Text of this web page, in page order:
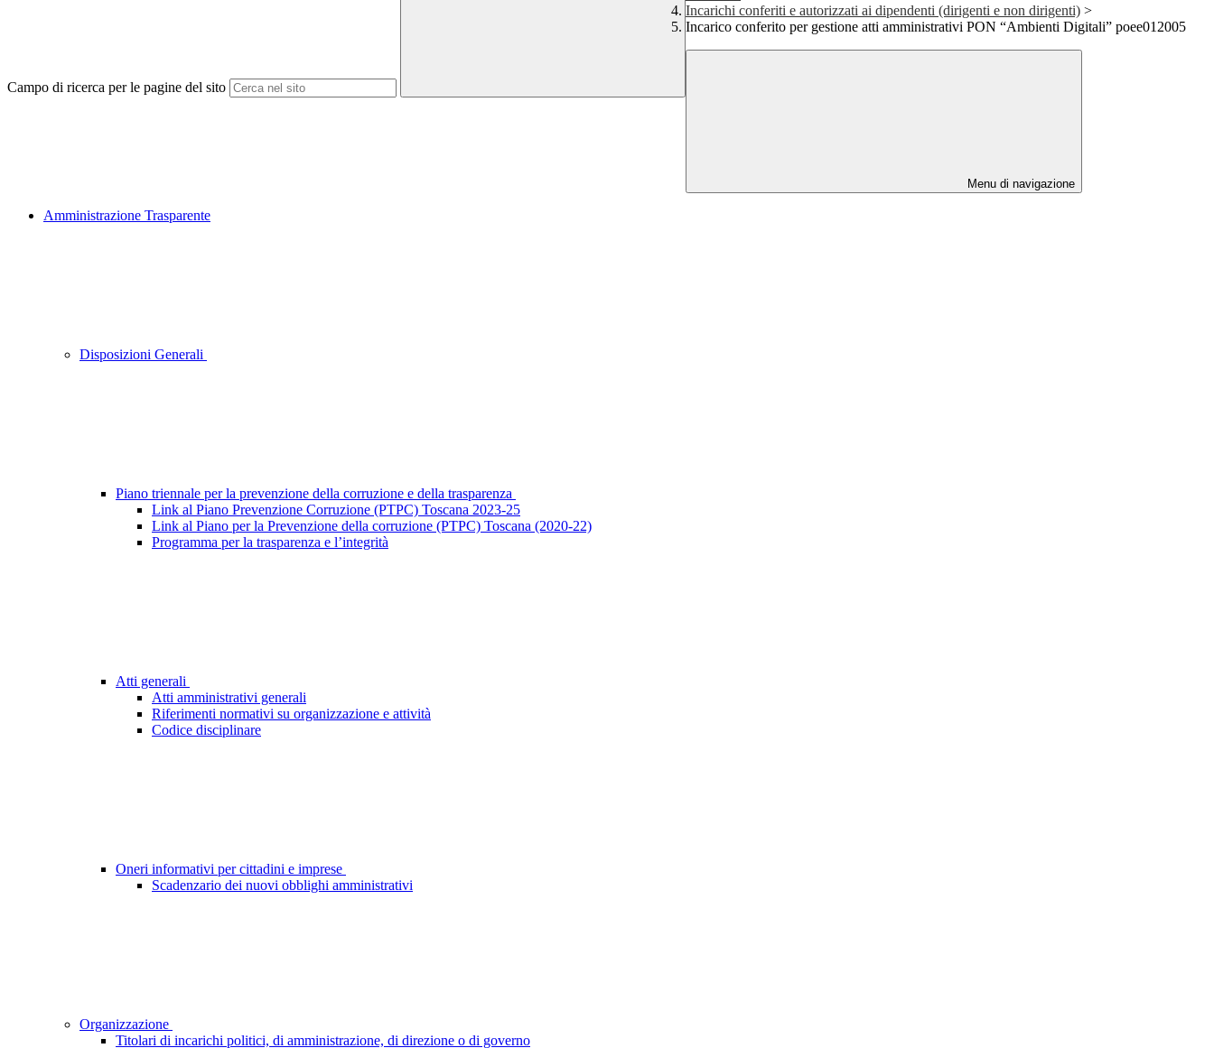
Campo di ricerca per le pagine del sito
Incarichi conferiti e autorizzati ai dipendenti (dirigenti e non dirigenti) >
Incarico conferito per gestione atti amministrativi PON “Ambienti Digitali” poee012005
Menu di navigazione
Amministrazione Trasparente
Disposizioni Generali
Piano triennale per la prevenzione della corruzione e della trasparenza
Link al Piano Prevenzione Corruzione (PTPC) Toscana 2023-25
Link al Piano per la Prevenzione della corruzione (PTPC) Toscana (2020-22)
Programma per la trasparenza e l’integrità
Atti generali
Atti amministrativi generali
Riferimenti normativi su organizzazione e attività
Codice disciplinare
Oneri informativi per cittadini e imprese
Scadenzario dei nuovi obblighi amministrativi
Organizzazione
Titolari di incarichi politici, di amministrazione, di direzione o di governo